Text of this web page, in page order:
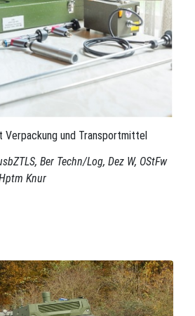
Verpackung und Transportmittel
Ber Techn/Log, Dez W, OStFw
Knur